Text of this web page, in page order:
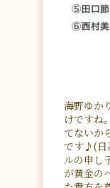
海野ゆか
けですね
てないか
です♪(日
ルの申し
が黄金の